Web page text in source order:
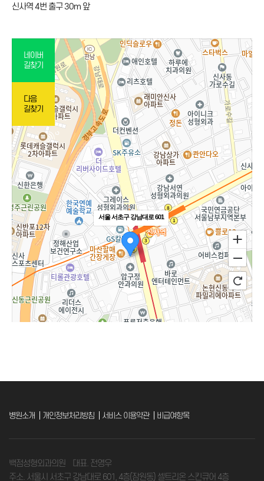
신사역 4번 출구 30m 앞
서울 서초구 강남대로 601
네이버
길찾기
다음
길찾기
병원소개 개인정보처리방침 서비스 이용약관 비급여항목
백점성형외과의원 대표. 전영우
주소. 서울시 서초구 강남대로 601, 4층(잠원동) 셀트리온 스킨큐어 4층